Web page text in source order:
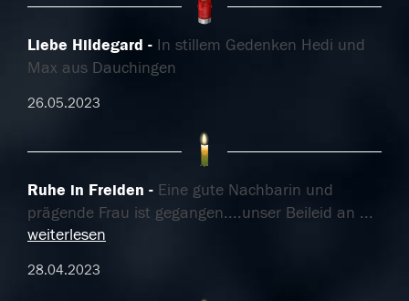
Liebe Hildegard
In stillem Gedenken Hedi und
Max aus Dauchingen
26.05.2023
Ruhe in Freiden
Eine gute Nachbarin und
prägende Frau ist gegangen....unser Beileid an ...
weiterlesen
28.04.2023